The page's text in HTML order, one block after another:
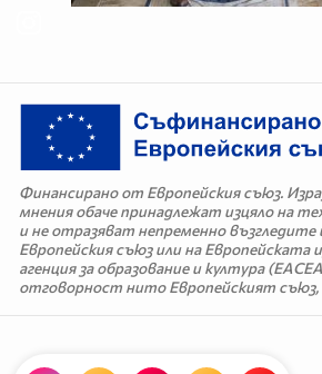
Финансирано от Европейския съюз.
мнения обаче принадлежат изцяло на
и не отразяват непременно възгледите
Европейския съюз или на Европейската
агенция за образование и култура
отговорност нито Европейският съюз,